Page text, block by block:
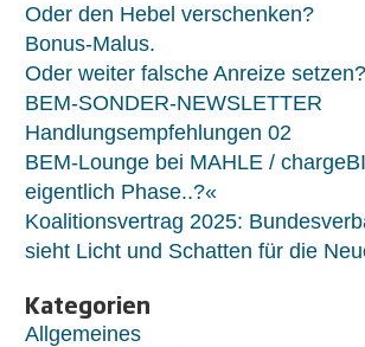
Oder den Hebel verschenken?
Bonus-Malus.
Oder weiter falsche Anreize setzen?
BEM-SONDER-NEWSLETTER
Handlungsempfehlungen 02
BEM-Lounge bei MAHLE /
eigentlich Phase..?«
Koalitionsvertrag 2025:
sieht Licht und Schatten für die
Kategorien
Allgemeines